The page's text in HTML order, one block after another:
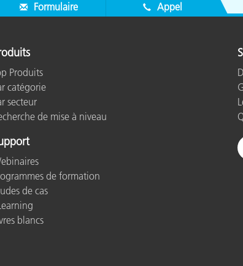
Formulaire Appel
Produits
catégorie
secteur
de mise à niveau
de formation
de cas
blancs